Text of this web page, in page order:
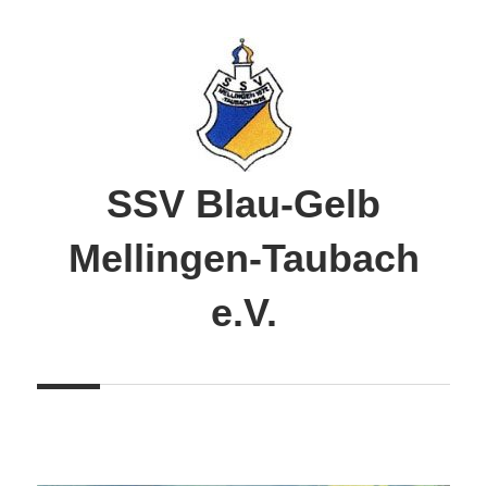
SSV Blau-Gelb
Mellingen-Taubach
e.V.